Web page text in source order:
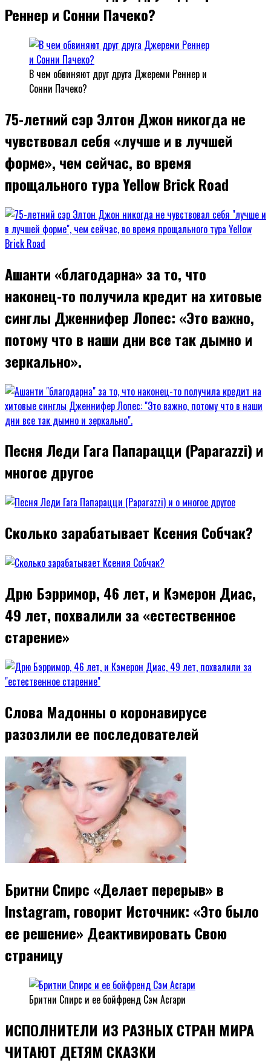
Реннер и Сонни Пачеко?
В чем обвиняют друг друга Джереми Реннер и
Сонни Пачеко?
75-летний сэр Элтон Джон никогда не
чувствовал себя «лучше и в лучшей
форме», чем сейчас, во время
прощального тура Yellow Brick Road
Ашанти «благодарна» за то, что
наконец-то получила кредит на хитовые
синглы Дженнифер Лопес: «Это важно,
потому что в наши дни все так дымно и
зеркально».
Песня Леди Гага Папарацци (Paparazzi) и
многое другое
Сколько зарабатывает Ксения Собчак?
Дрю Бэрримор, 46 лет, и Кэмерон Диас,
49 лет, похвалили за «естественное
старение»
Слова Мадонны о коронавирусе
разозлили ее последователей
Бритни Спирс «Делает перерыв» в
Instagram, говорит Источник: «Это было
ее решение» Деактивировать Свою
страницу
Бритни Спирс и ее бойфренд Сэм Асгари
ИСПОЛНИТЕЛИ ИЗ РАЗНЫХ СТРАН МИРА
ЧИТАЮТ ДЕТЯМ СКАЗКИ